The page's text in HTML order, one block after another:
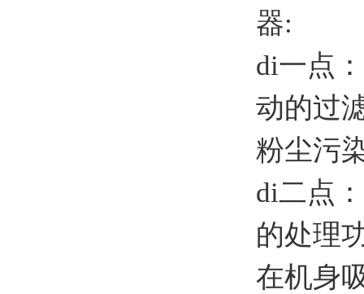
器:
di一点
动的过
粉尘污
di二点
的处理
在机身